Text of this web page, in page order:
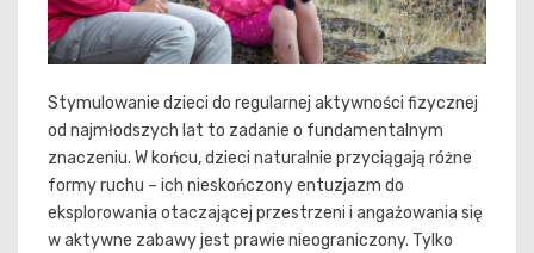
Stymulowanie dzieci do regularnej aktywności fizycznej
od najmłodszych lat to zadanie o fundamentalnym
znaczeniu. W końcu, dzieci naturalnie przyciągają różne
formy ruchu – ich nieskończony entuzjazm do
eksplorowania otaczającej przestrzeni i angażowania się
w aktywne zabawy jest prawie nieograniczony. Tylko